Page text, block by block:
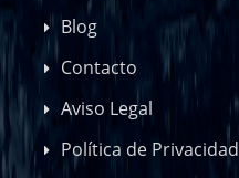
Blog
Contacto
Aviso Legal
Política de Privacidad